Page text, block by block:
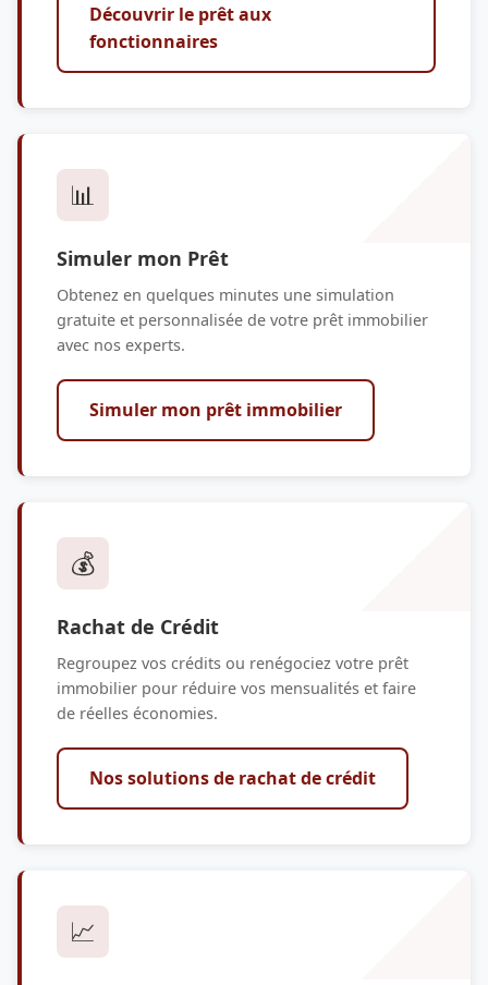
Découvrir le prêt aux
fonctionnaires
📊
Simuler mon Prêt
Obtenez en quelques minutes une simulation
gratuite et personnalisée de votre prêt immobilier
avec nos experts.
Simuler mon prêt immobilier
💰
Rachat de Crédit
Regroupez vos crédits ou renégociez votre prêt
immobilier pour réduire vos mensualités et faire
de réelles économies.
Nos solutions de rachat de crédit
📈